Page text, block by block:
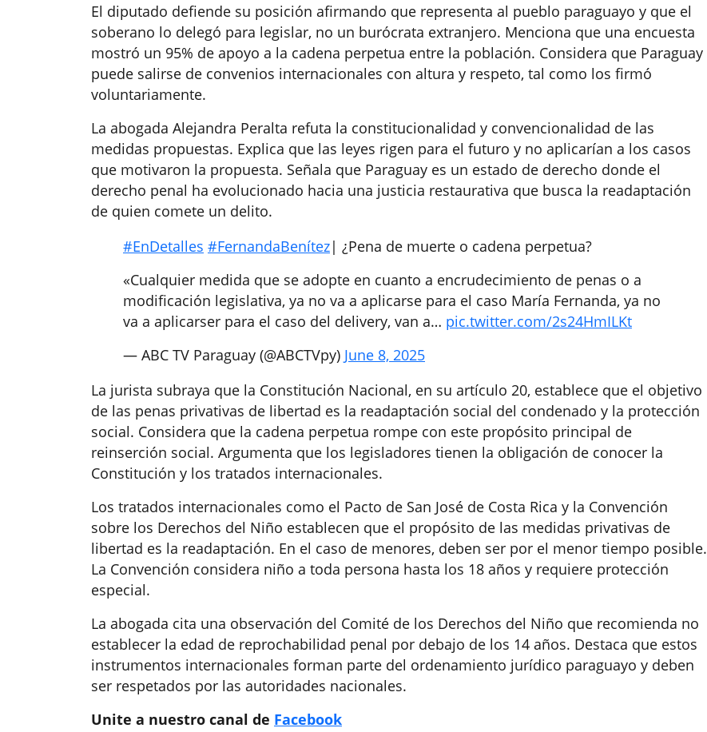
El diputado defiende su posición afirmando que representa al pueblo paraguayo y que el
soberano lo delegó para legislar, no un burócrata extranjero. Menciona que una encuesta
mostró un 95% de apoyo a la cadena perpetua entre la población. Considera que Paraguay
puede salirse de convenios internacionales con altura y respeto, tal como los firmó
voluntariamente.
La abogada Alejandra Peralta refuta la constitucionalidad y convencionalidad de las
medidas propuestas. Explica que las leyes rigen para el futuro y no aplicarían a los casos
que motivaron la propuesta. Señala que Paraguay es un estado de derecho donde el
derecho penal ha evolucionado hacia una justicia restaurativa que busca la readaptación
de quien comete un delito.
#EnDetalles #FernandaBenítez| ¿Pena de muerte o cadena perpetua?
«Cualquier medida que se adopte en cuanto a encrudecimiento de penas o a
modificación legislativa, ya no va a aplicarse para el caso María Fernanda, ya no
va a aplicarser para el caso del delivery, van a… pic.twitter.com/2s24HmILKt
— ABC TV Paraguay (@ABCTVpy) June 8, 2025
La jurista subraya que la Constitución Nacional, en su artículo 20, establece que el objetivo
de las penas privativas de libertad es la readaptación social del condenado y la protección
social. Considera que la cadena perpetua rompe con este propósito principal de
reinserción social. Argumenta que los legisladores tienen la obligación de conocer la
Constitución y los tratados internacionales.
Los tratados internacionales como el Pacto de San José de Costa Rica y la Convención
sobre los Derechos del Niño establecen que el propósito de las medidas privativas de
libertad es la readaptación. En el caso de menores, deben ser por el menor tiempo posible.
La Convención considera niño a toda persona hasta los 18 años y requiere protección
especial.
La abogada cita una observación del Comité de los Derechos del Niño que recomienda no
establecer la edad de reprochabilidad penal por debajo de los 14 años. Destaca que estos
instrumentos internacionales forman parte del ordenamiento jurídico paraguayo y deben
ser respetados por las autoridades nacionales.
Unite a nuestro canal de Facebook